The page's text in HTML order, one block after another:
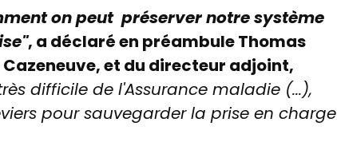
on peut préserver notre système
, a déclaré en préambule Thomas
et du directeur adjoint,
difficile de l'Assurance maladie (...),
pour sauvegarder la prise en charge